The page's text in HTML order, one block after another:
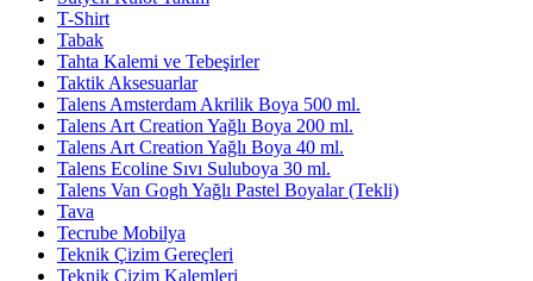
T-Shirt
Tabak
Tahta Kalemi ve Tebeşirler
Taktik Aksesuarlar
Talens Amsterdam Akrilik Boya 500 ml.
Talens Art Creation Yağlı Boya 200 ml.
Talens Art Creation Yağlı Boya 40 ml.
Talens Ecoline Sıvı Suluboya 30 ml.
Talens Van Gogh Yağlı Pastel Boyalar (Tekli)
Tava
Tecrube Mobilya
Teknik Çizim Gereçleri
Teknik Çizim Kalemleri